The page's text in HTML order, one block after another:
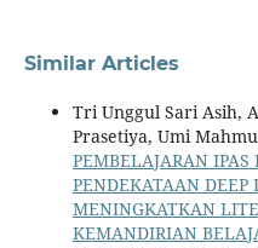
Similar Articles
Tri Unggul Sari Asih,
Prasetiya, Umi
PEMBELAJARAN
PENDEKATAAN
MENINGKATKAN
KEMANDIRIAN